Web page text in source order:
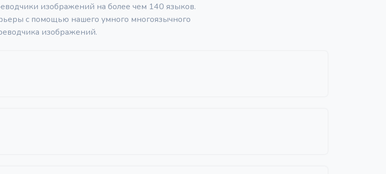
изображений на более чем 140 языков.
с помощью нашего умного многоязычного
изображений.